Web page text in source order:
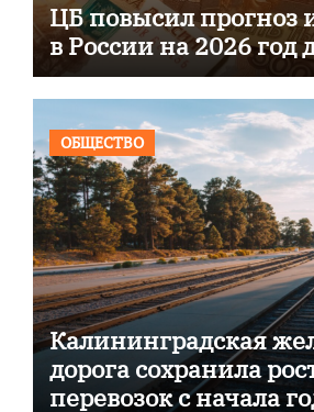
ЦБ повысил прогноз
в России на 2026 год
ОБЩЕСТВО
Калининградская
дорога сохранила
перевозок с начала